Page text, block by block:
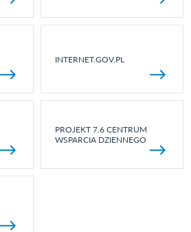
INTERNET.GOV.PL
PROJEKT 7.6 CENTRUM
WSPARCIA DZIENNEGO